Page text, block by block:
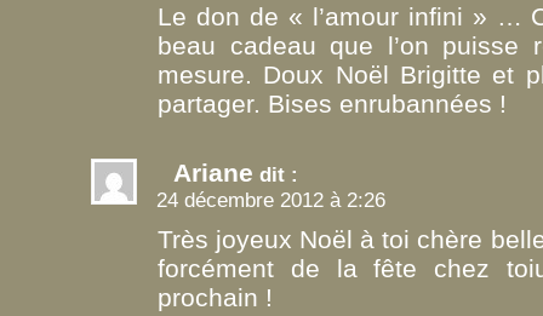
Le don de « l’amour infini » …
beau cadeau que l’on puisse
mesure. Doux Noël Brigitte et
partager. Bises enrubannées !
Ariane dit :
24 décembre 2012 à 2:26
Très joyeux Noël à toi chère
forcément de la fête chez
prochain !